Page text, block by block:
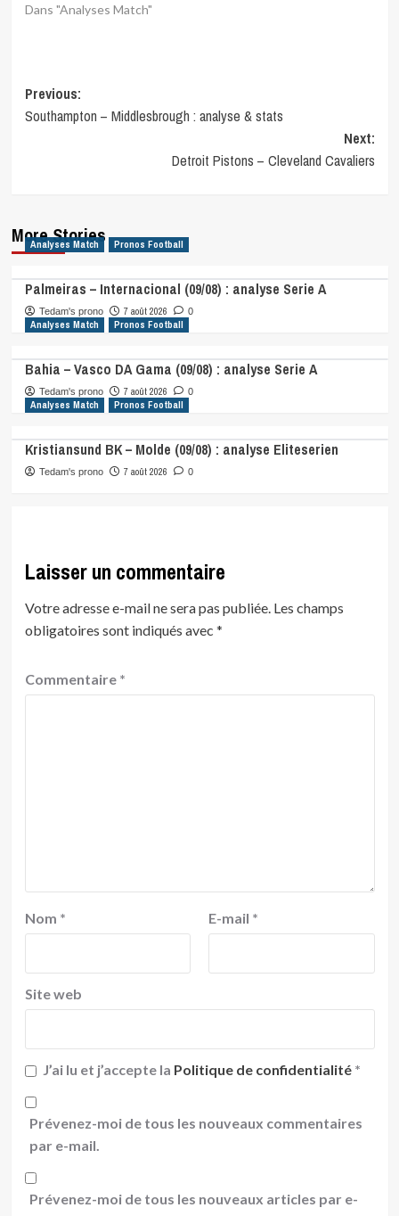
Dans "Analyses Match"
Post
navigation
Previous:
Southampton – Middlesbrough : analyse & stats
Next:
Detroit Pistons – Cleveland Cavaliers
More Stories
Analyses Match Pronos Football
Palmeiras – Internacional (09/08) : analyse Serie A
Tedam's prono 7 août 2026 0
Analyses Match Pronos Football
Bahia – Vasco DA Gama (09/08) : analyse Serie A
Tedam's prono 7 août 2026 0
Analyses Match Pronos Football
Kristiansund BK – Molde (09/08) : analyse Eliteserien
Tedam's prono 7 août 2026 0
Laisser un commentaire
Votre adresse e-mail ne sera pas publiée. Les champs
obligatoires sont indiqués avec *
Commentaire *
Nom * E-mail *
Site web
J’ai lu et j’accepte la Politique de confidentialité *
Prévenez-moi de tous les nouveaux commentaires
par e-mail.
Prévenez-moi de tous les nouveaux articles par e-